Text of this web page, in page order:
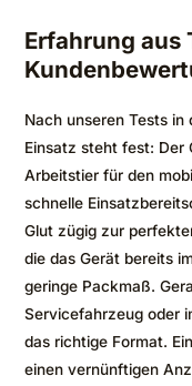
Erfahrung aus
Nach unseren Tests
Einsatz steht fest: Der
Arbeitstier für den
schnelle
Glut zügig zur
die das Gerät bereits
geringe Packmaß.
Servicefahrzeug oder
das richtige Format.
einen vernünftigen